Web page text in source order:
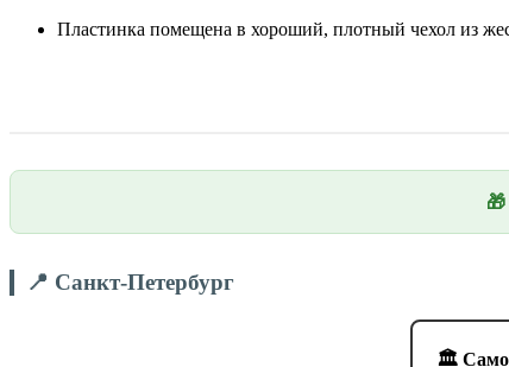
Пластинка помещена в хороший, плотный чехол из
📍 Санкт-Петербург
🏛️